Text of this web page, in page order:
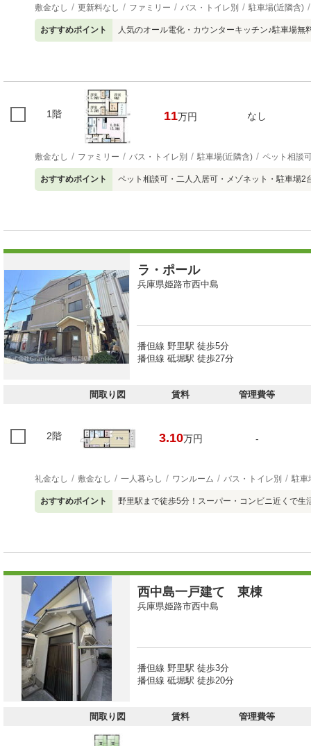
敷金なし 更新料なし ファミリー バス・トイレ別 駐車場(近隣含)
おすすめポイント 人気のオール電化・カウンターキッチン♪駐車場
1階 11万円 なし
敷金なし ファミリー バス・トイレ別 駐車場(近隣含) ペット相談
おすすめポイント ペット相談可・二人入居可・メゾネット・駐車場
ラ・ポール
兵庫県姫路市西中島
播但線 野里駅 徒歩5分
播但線 砥堀駅 徒歩27分
間取り図 賃料 管理費等
2階 3.10万円 -
礼金なし 敷金なし 一人暮らし ワンルーム バス・トイレ別 駐車
おすすめポイント 野里駅まで徒歩5分！スーパー・コンビニ近くで生
西中島一戸建て 東棟
兵庫県姫路市西中島
播但線 野里駅 徒歩3分
播但線 砥堀駅 徒歩20分
間取り図 賃料 管理費等